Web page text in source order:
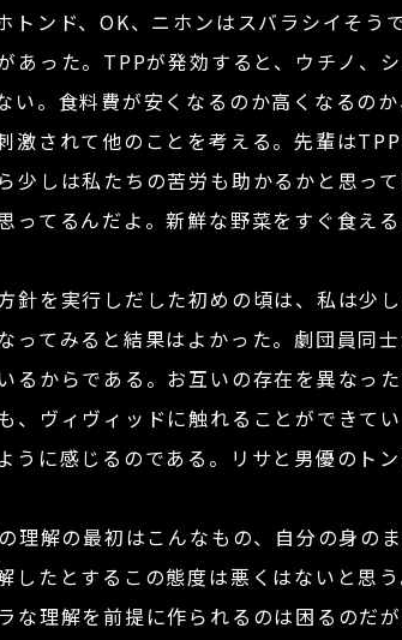
ンド、OK、ニホンはスバラシイそうで
った。TPPが発効すると、ウチノ、
い。食料費が安くなるのか高くなるの
激されて他のことを考える。先輩は
少しは私たちの苦労も助かるかと思っ
ってるんだよ。新鮮な野菜をすぐ食え
を実行しだした初めの頃は、私は少
ってみると結果はよかった。劇団員同
るからである。お互いの存在を異なっ
、ヴィヴィッドに触れることができて
うに感じるのである。リサと男優のト
解の最初はこんなもの、自分の身の
たとするこの態度は悪くはないと思う
理解を前提に作られるのは困るのだ